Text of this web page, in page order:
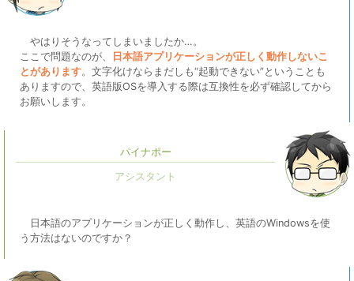
やはりそうなってしまいましたか…。
ここで問題なのが、
日本語アプリケーションが正しく動作しないこ
とがあります。文字化けならまだしも“起動できない”ということも
ありますので、英語版OSを導入する際は互換性を必ず確認してから
お願いします。
パイナポー
日本語のアプリケーションが正しく動作し、英語のWindowsを使
う方法はないのですか？